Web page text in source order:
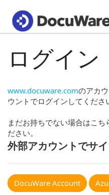
ログイン
www.docuware.comのアカ
ウントでログインしてくださ
まだお持ちでない場合はこち
ださい。
外部アカウントでサ
DocuWare Account